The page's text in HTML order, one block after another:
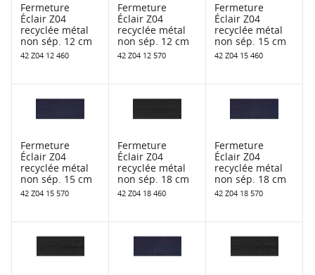
Fermeture
Éclair Z04
recyclée métal
non sép. 12 cm
42 Z04 12 460
Fermeture
Éclair Z04
recyclée métal
non sép. 12 cm
42 Z04 12 570
Fermeture
Éclair Z04
recyclée métal
non sép. 15 cm
42 Z04 15 460
Fermeture
Éclair Z04
recyclée métal
non sép. 15 cm
42 Z04 15 570
Fermeture
Éclair Z04
recyclée métal
non sép. 18 cm
42 Z04 18 460
Fermeture
Éclair Z04
recyclée métal
non sép. 18 cm
42 Z04 18 570